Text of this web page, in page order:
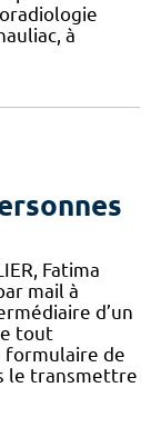
à
Fatima
mail à
d’un
tout
formulaire de
le transmettre